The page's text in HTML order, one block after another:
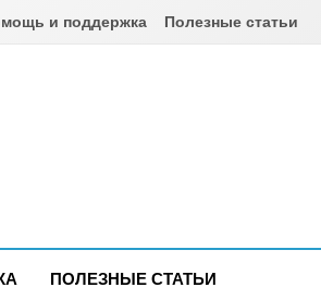
и поддержка Полезные статьи
ПОЛЕЗНЫЕ СТАТЬИ